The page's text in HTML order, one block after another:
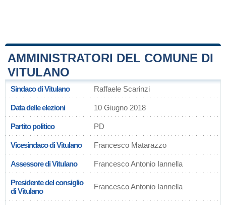
AMMINISTRATORI DEL COMUNE DI
VITULANO
Sindaco di Vitulano Raffaele Scarinzi
Data delle elezioni 10 Giugno 2018
Partito politico PD
Vicesindaco di Vitulano Francesco Matarazzo
Assessore di Vitulano Francesco Antonio Iannella
Presidente del consiglio
di Vitulano
Francesco Antonio Iannella